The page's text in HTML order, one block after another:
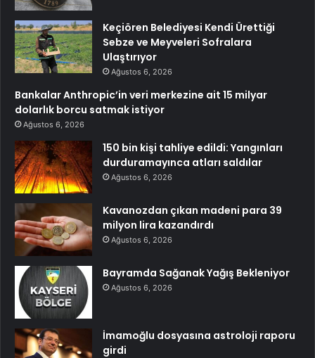
Keçiören Belediyesi Kendi Ürettiği
Sebze ve Meyveleri Sofralara
Ulaştırıyor
Ağustos 6, 2026
Bankalar Anthropic’in veri merkezine ait 15 milyar
dolarlık borcu satmak istiyor
Ağustos 6, 2026
150 bin kişi tahliye edildi: Yangınları
durduramayınca atları saldılar
Ağustos 6, 2026
Kavanozdan çıkan madeni para 39
milyon lira kazandırdı
Ağustos 6, 2026
Bayramda Sağanak Yağış Bekleniyor
Ağustos 6, 2026
İmamoğlu dosyasına astroloji raporu
girdi